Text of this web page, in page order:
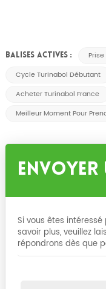
BALISES ACTIVES :
Cycle Turinabol Débutant
Acheter Turinabol France
Meilleur Moment Pour
Envoyer
Si vous êtes
savoir plus, veuillez
répondrons dès que